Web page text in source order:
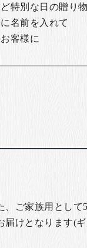
特別な日の贈り
名前を入れて
客様に
ご家族用として
けとなります(